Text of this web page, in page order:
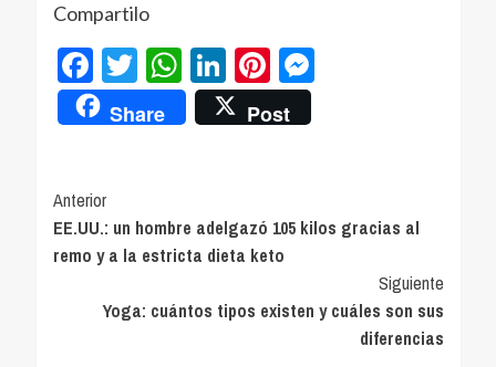
Compartilo
Facebook
Twitter
WhatsApp
LinkedIn
Pinterest
Messenger
Share Post
Navegación
de
entradas
Anterior
EE.UU.: un hombre adelgazó 105 kilos gracias al
remo y a la estricta dieta keto
Siguiente
Yoga: cuántos tipos existen y cuáles son sus
diferencias